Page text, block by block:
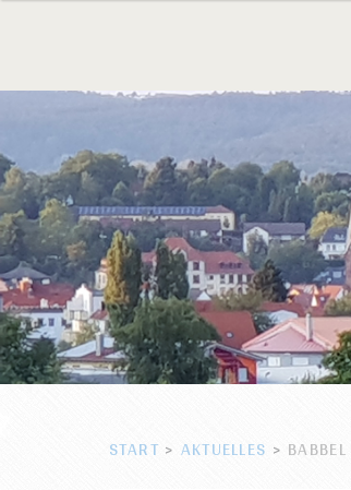
START > AKTUELLES >